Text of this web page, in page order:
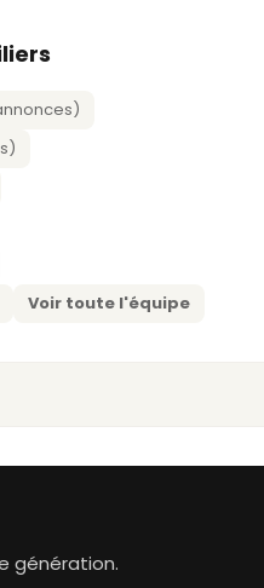
Voir toute l'équipe
génération.